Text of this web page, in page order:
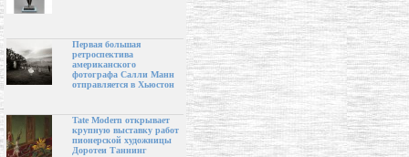
Первая большая
ретроспектива
американского
фотографа Салли Манн
отправляется в Хьюстон
Tate Modern открывает
крупную выставку работ
пионерской художницы
Доротеи Таннинг